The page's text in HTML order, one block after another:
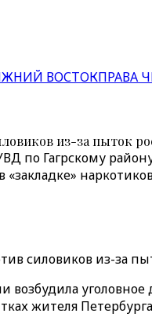
ВОСТОКПРАВА
из-за пыток
по Гагрскому
силовиков из-за
возбудила
жителя